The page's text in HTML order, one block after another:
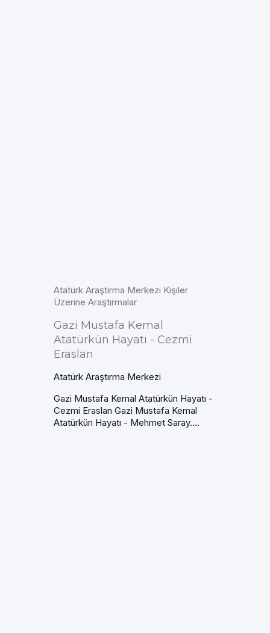
Atatürk Araştırma Merkezi Kişiler
Üzerine Araştırmalar
Gazi Mustafa Kemal
Atatürkün Hayatı - Cezmi
Eraslan
Atatürk Araştırma Merkezi
Gazi Mustafa Kemal Atatürkün Hayatı -
Cezmi Eraslan Gazi Mustafa Kemal
Atatürkün Hayatı - Mehmet Saray....